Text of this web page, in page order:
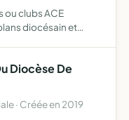
ou clubs ACE
diocésain et
Diocèse De
· Créée en 2019